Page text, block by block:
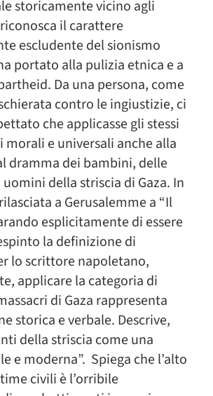
storicamente vicino agli
il carattere
escludente del sionismo
portato alla pulizia etnica e a
Da una persona, come
contro le ingiustizie, ci
che applicasse gli stessi
e universali anche alla
dramma dei bambini, delle
della striscia di Gaza. In
a Gerusalemme a “Il
esplicitamente di essere
la definizione di
lo scrittore napoletano,
applicare la categoria di
di Gaza rappresenta
storica e verbale. Descrive,
della striscia come una
e moderna”. Spiega che l’alto
civili è l’orribile